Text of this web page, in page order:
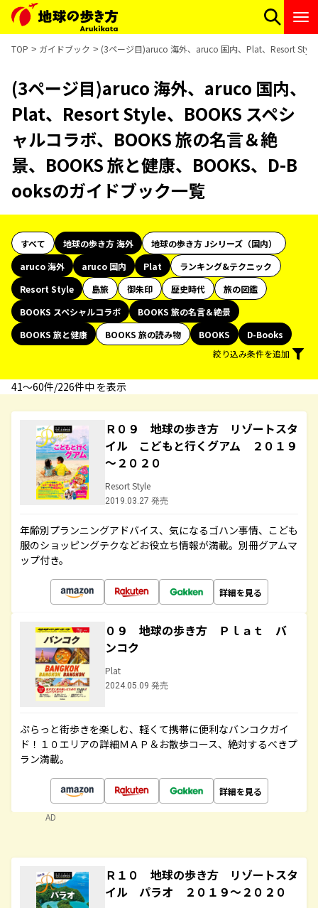
TOP ガイドブック (3ページ目)aruco 海外、aruco 国内、Plat、Resort
(3ページ目)aruco 海外、aruco 国内、
Plat、Resort Style、BOOKS スペシ
ャルコラボ、BOOKS 旅の名言＆絶
景、BOOKS 旅と健康、BOOKS、D-B
ooksのガイドブック一覧
すべて 地球の歩き方 海外
地球の歩き方 Jシリーズ（国内）
aruco 海外
aruco 国内 Plat
ランキング&テクニック
Resort Style
島旅 御朱印 歴史時代
旅の図鑑
BOOKS スペシャルコラボ
BOOKS 旅の名言＆絶景
BOOKS 旅と健康
BOOKS 旅の読み物 BOOKS
D-Books
絞り込み条件を追加
41〜60件/226件中 を表示
Ｒ０９ 地球の歩き方 リゾートスタ
イル こどもと行くグアム ２０１９
～２０２０
Resort Style
2019.03.27 発売
年齢別プランニングアドバイス、気になるゴハン事情、こども
服のショッピングテクなどお役立ち情報が満載。別冊グアムマ
ップ付き。
詳細を見る
０９ 地球の歩き方 Ｐｌａｔ バ
ンコク
Plat
2024.05.09 発売
ぷらっと街歩きを楽しむ、軽くて携帯に便利なバンコクガイ
ド！１０エリアの詳細ＭＡＰ＆お散歩コース、絶対するべきプ
ラン満載。
詳細を見る
AD
Ｒ１０ 地球の歩き方 リゾートスタ
イル パラオ ２０１９～２０２０